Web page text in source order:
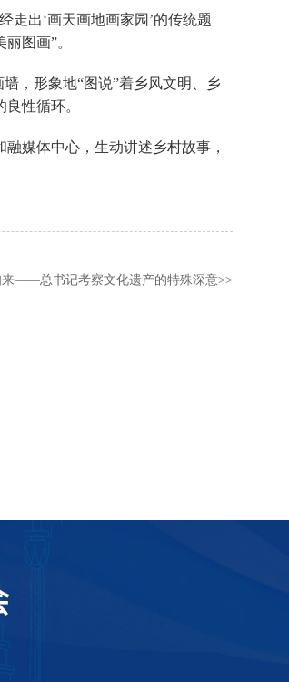
走出‘画天画地画家园’的传统题
图画”。
，形象地“图说”着乡风文明、乡
性循环。
媒体中心，生动讲述乡村故事，
来——总书记考察文化遗产的特殊深意>>